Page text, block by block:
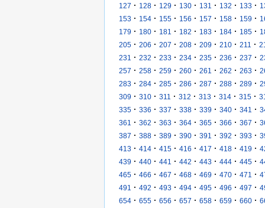
127 · 128 · 129 · 130 · 131 · 132 · 133 ·
153 · 154 · 155 · 156 · 157 · 158 · 159 ·
179 · 180 · 181 · 182 · 183 · 184 · 185 ·
205 · 206 · 207 · 208 · 209 · 210 · 211 ·
231
· 232 · 233 · 234 · 235 · 236 · 237 ·
257 · 258 · 259 · 260 · 261 · 262 · 263 ·
283 · 284 · 285 · 286 · 287 · 288 · 289 ·
309 · 310 · 311 · 312 · 313 · 314 · 315 ·
335 · 336 · 337 · 338 · 339 · 340 · 341 ·
361
· 362 · 363 · 364 · 365 · 366 · 367 ·
387 · 388 · 389 · 390 · 391 · 392 · 393 ·
413 · 414 · 415 · 416 · 417 · 418 · 419 ·
439 · 440 · 441 · 442 · 443 · 444 · 445 ·
465 · 466 · 467 · 468 · 469 · 470 · 471 ·
491
· 492 · 493 · 494 · 495 · 496 · 497 ·
654 · 655 · 656 · 657 · 658 · 659 · 660 ·